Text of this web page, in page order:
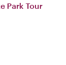
Park Tour